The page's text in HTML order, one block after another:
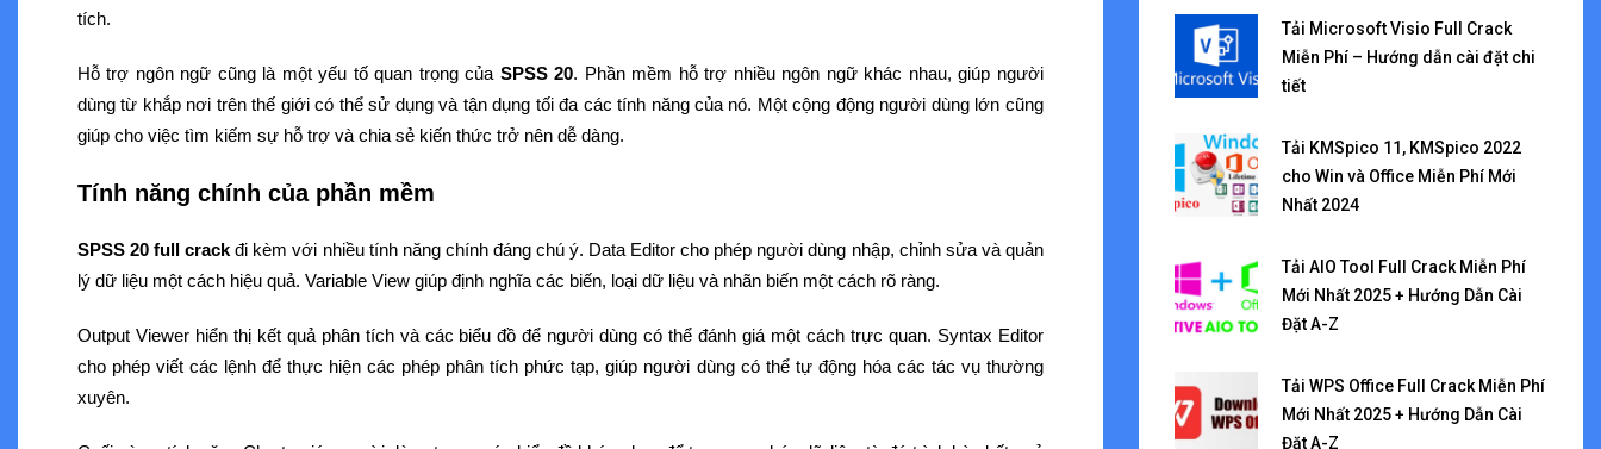
tích.
Hỗ trợ ngôn ngữ cũng là một yếu tố quan trọng của SPSS 20. Phần mềm hỗ trợ nhiều ngôn ngữ khác nhau, giúp người
dùng từ khắp nơi trên thế giới có thể sử dụng và tận dụng tối đa các tính năng của nó. Một cộng động người dùng lớn cũng
giúp cho việc tìm kiếm sự hỗ trợ và chia sẻ kiến thức trở nên dễ dàng.
Tính năng chính của phần mềm
SPSS 20 full crack đi kèm với nhiều tính năng chính đáng chú ý. Data Editor cho phép người dùng nhập, chỉnh sửa và quản
lý dữ liệu một cách hiệu quả. Variable View giúp định nghĩa các biến, loại dữ liệu và nhãn biến một cách rõ ràng.
Output Viewer hiển thị kết quả phân tích và các biểu đồ để người dùng có thể đánh giá một cách trực quan. Syntax Editor
cho phép viết các lệnh để thực hiện các phép phân tích phức tạp, giúp người dùng có thể tự động hóa các tác vụ thường
xuyên.
Tải Microsoft Visio Full Crack
Miễn Phí – Hướng dẫn cài đặt chi
tiết
Tải KMSpico 11, KMSpico 2022
cho Win và Office Miễn Phí Mới
Nhất 2024
Tải AIO Tool Full Crack Miễn Phí
Mới Nhất 2025 + Hướng Dẫn Cài
Đặt A-Z
Tải WPS Office Full Crack Miễn Phí
Mới Nhất 2025 + Hướng Dẫn Cài
Đặt A-Z